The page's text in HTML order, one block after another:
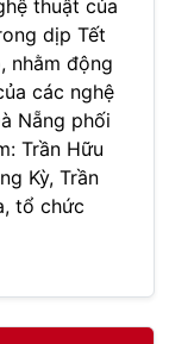
thuật của
dịp Tết
nhằm động
các nghệ
Nẵng phối
Trần Hữu
Kỳ, Trần
tổ chức